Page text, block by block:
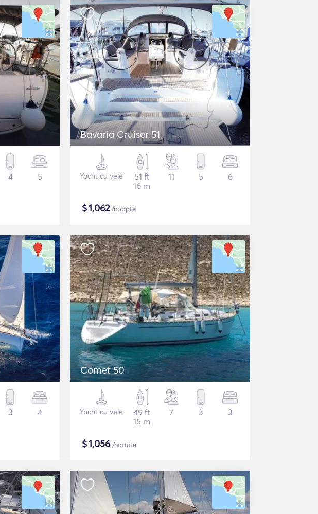
4 5
Bavaria Cruiser 51
Yacht cu vele
51 ft
16 m
11 5 6
$1,062/noapte
3 4
Comet 50
Yacht cu vele
49 ft
15 m
7 3 3
$1,056/noapte